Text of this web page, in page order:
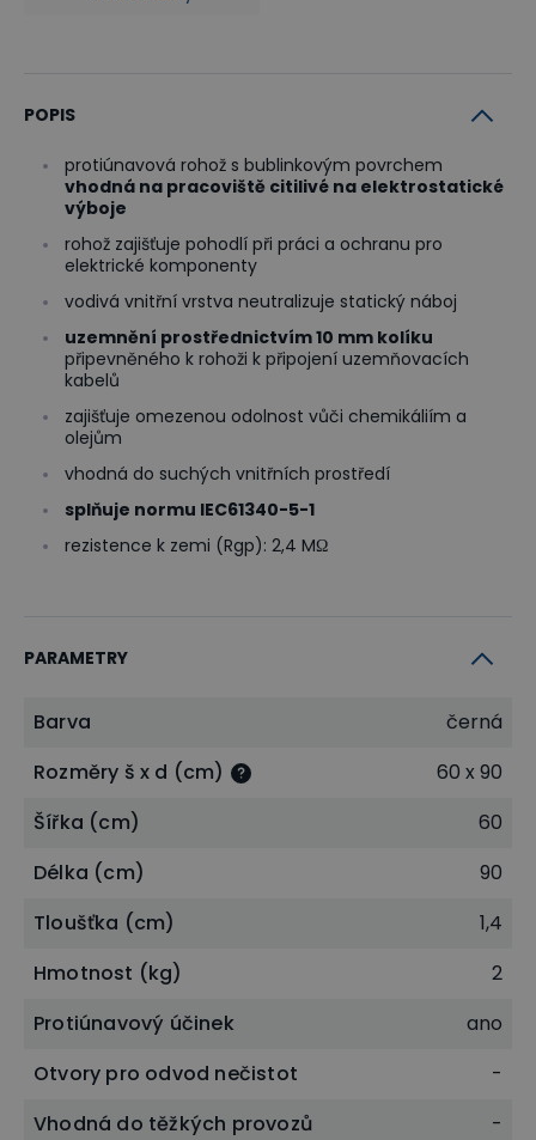
POPIS
protiúnavová rohož s bublinkovým povrchem
vhodná na pracoviště citilivé na elektrostatické
výboje
rohož zajišťuje pohodlí při práci a ochranu pro
elektrické komponenty
vodivá vnitřní vrstva neutralizuje statický náboj
uzemnění prostřednictvím 10 mm kolíku
připevněného k rohoži k připojení uzemňovacích
kabelů
zajišťuje omezenou odolnost vůči chemikáliím a
olejům
vhodná do suchých vnitřních prostředí
splňuje normu IEC61340-5-1
rezistence k zemi (Rgp): 2,4 MΩ
PARAMETRY
Barva
černá
Rozměry š x d (cm)
60 x 90
Šířka (cm)
60
Délka (cm)
90
Tloušťka (cm)
1,4
Hmotnost (kg)
2
Protiúnavový účinek
ano
Otvory pro odvod nečistot
-
Vhodná do těžkých provozů
-